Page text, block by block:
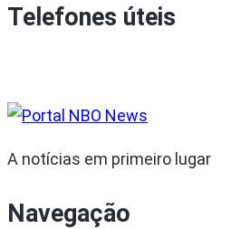
Telefones úteis
A notícias em primeiro lugar
Navegação